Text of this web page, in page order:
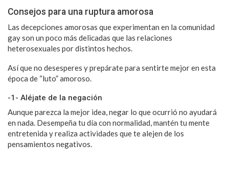
Consejos para una ruptura amorosa
Las decepciones amorosas que experimentan en la comunidad
gay son un poco más delicadas que las relaciones
heterosexuales por distintos hechos.
Así que no desesperes y prepárate para sentirte mejor en esta
época de “luto” amoroso.
-1- Aléjate de la negación
Aunque parezca la mejor idea, negar lo que ocurrió no ayudará
en nada. Desempeña tu día con normalidad, mantén tu mente
entretenida y realiza actividades que te alejen de los
pensamientos negativos.